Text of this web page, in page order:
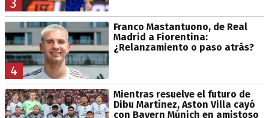
3
4
Franco Mastantuono, de Real
Madrid a Fiorentina:
¿Relanzamiento o paso atrás?
Mientras resuelve el futuro de
Dibu Martínez, Aston Villa cayó
con Bayern Múnich en amistoso